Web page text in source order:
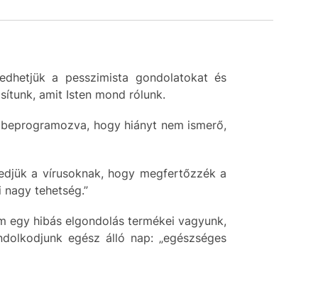
a pesszimista gondolatokat és
amit Isten mond rólunk.
hogy hiányt nem ismerő,
a vírusoknak, hogy megfertőzzék a
tehetség.”
egy hibás elgondolás termékei vagyunk,
egész álló nap: „egészséges